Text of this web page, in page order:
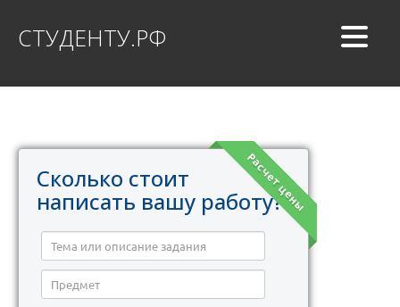
СТУДЕНТУ.РФ
Расчет цены
Сколько стоит
написать вашу работу?